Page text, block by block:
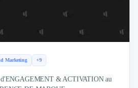
Marketing +9
d'ENGAGEMENT & ACTIVATION au